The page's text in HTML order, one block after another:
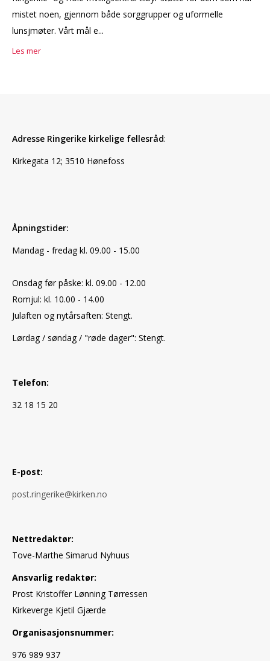
mistet noen, gjennom både sorggrupper og uformelle
lunsjmøter. Vårt mål e...
Les mer
Adresse Ringerike kirkelige fellesråd:
Kirkegata 12; 3510 Hønefoss
Åpningstider:
Mandag - fredag kl. 09.00 - 15.00
Onsdag før påske: kl. 09.00 - 12.00
Romjul: kl. 10.00 - 14.00
Julaften og nytårsaften: Stengt.
Lørdag / søndag / "røde dager": Stengt.
Telefon:
32 18 15 20
E-post:
post.ringerike@kirken.no
Nettredaktør:
Tove-Marthe Simarud Nyhuus
Ansvarlig redaktør:
Prost Kristoffer Lønning Tørressen
Kirkeverge Kjetil Gjærde
Organisasjonsnummer:
976 989 937